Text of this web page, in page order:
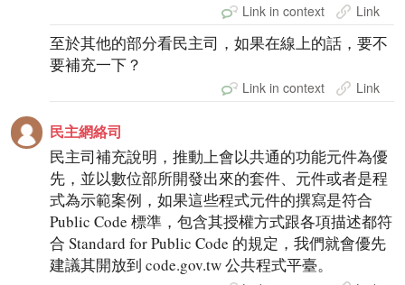
Link in context Link
至於其他的部分看民主司，如果在線上的話，要不
要補充一下？
Link in context Link
民主網絡司
民主司補充說明，推動上會以共通的功能元件為優
先，並以數位部所開發出來的套件、元件或者是程
式為示範案例，如果這些程式元件的撰寫是符合
Public Code 標準，包含其授權方式跟各項描述都符
合 Standard for Public Code 的規定，我們就會優先
建議其開放到 code.gov.tw 公共程式平臺。